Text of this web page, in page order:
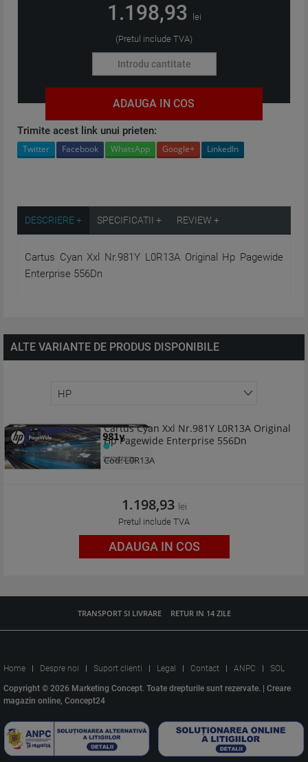
1.198,93 lei
(Pretul include TVA)
ADAUGA IN COS
Trimite acest link unui prieten:
Twitter Facebook WhatsApp Google+ LinkedIn
DESCRIERE + SPECIFICATII + REVIEW +
Cartus Cyan Xxl Nr.981Y L0R13A Original Hp Pagewide
Enterprise 556Dn
ALTE VARIANTE DE PRODUS DISPONIBILE
Cartus Cyan Xxl Nr.981Y L0R13A Original
Hp Pagewide Enterprise 556Dn
Cod:L0R13A
1.198,93 lei
Pretul include TVA
ADAUGA IN COS
TRANSPORT SI LIVRARE RETUR IN 14 ZILE
Home Despre noi Suport clienti Legal Contact ANPC SOL
Copyright © 2026 Marketing Concept. Toate drepturile sunt rezervate. | Creare
magazin online, Concept24